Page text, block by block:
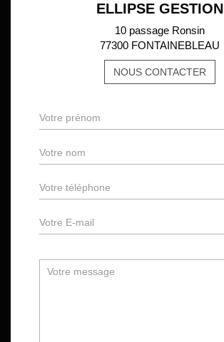
ELLIPSE GESTION
10 passage Ronsin
77300 FONTAINEBLEAU
NOUS CONTACTER